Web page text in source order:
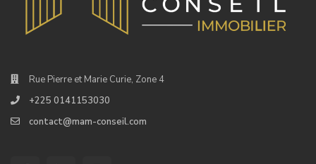
Rue Pierre et Marie Curie, Zone 4
+225 0141153030
contact@mam-conseil.com